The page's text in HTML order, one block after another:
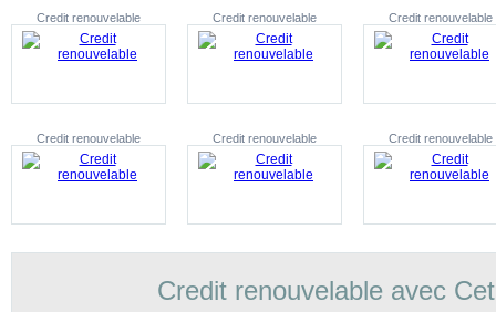
Credit renouvelable Credit renouvelable Credit renouvelable
Credit renouvelable Credit renouvelable Credit renouvelable
Credit renouvelable avec